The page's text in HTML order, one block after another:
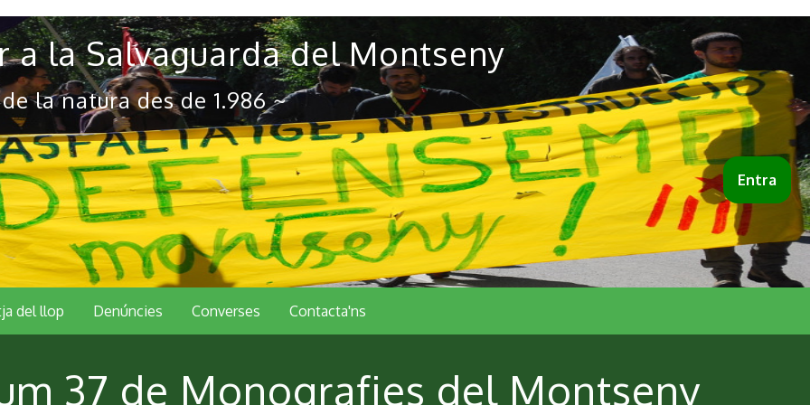
a la Salvaguarda del Montseny
la natura des de 1.986 ~
Entra
del llop Denúncies Converses Contacta'ns
37 de Monografies del Montseny